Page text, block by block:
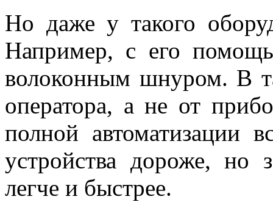
Но даже у такого
Например, с его
волоконным шнуром. В
оператора, а не от
полной автоматизации
устройства дороже, но
легче и быстрее.